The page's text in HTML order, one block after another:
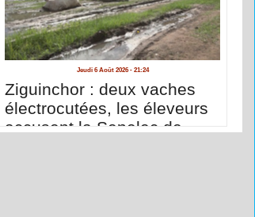
Jeudi 6 Août 2026 - 21:24
Ziguinchor : deux vaches
électrocutées, les éleveurs
accusent la Senelec de